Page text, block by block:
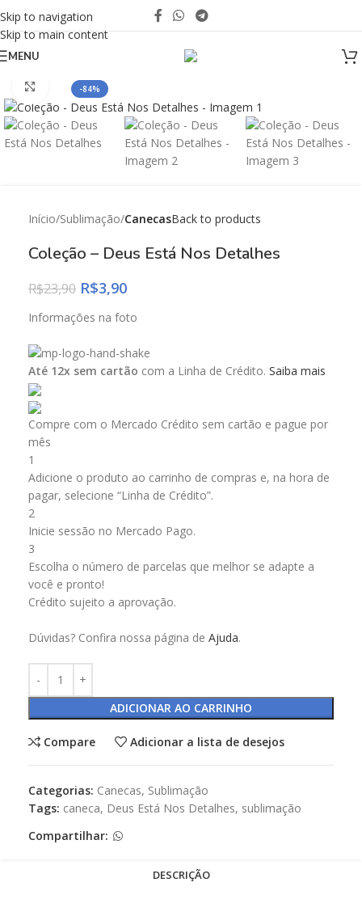
Skip to navigation
Skip to main content
MENU
-84%
Click to enlarge
Início Sublimação CanecasBack to products
Coleção – Deus Está Nos Detalhes
R$23,90 R$3,90
Informações na foto
Até 12x sem cartão com a Linha de Crédito. Saiba mais
Compre com o Mercado Crédito sem cartão e pague por
mês
1
Adicione o produto ao carrinho de compras e, na hora de
pagar, selecione “Linha de Crédito”.
2
Inicie sessão no Mercado Pago.
3
Escolha o número de parcelas que melhor se adapte a
você e pronto!
Crédito sujeito a aprovação.
Dúvidas? Confira nossa página de Ajuda.
ADICIONAR AO CARRINHO
Compare Adicionar a lista de desejos
Categorias: Canecas, Sublimação
Tags: caneca, Deus Está Nos Detalhes, sublimação
Compartilhar:
DESCRIÇÃO